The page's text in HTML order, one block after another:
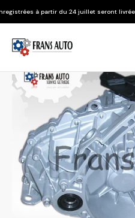
24 juillet seront livrées à partir du 19